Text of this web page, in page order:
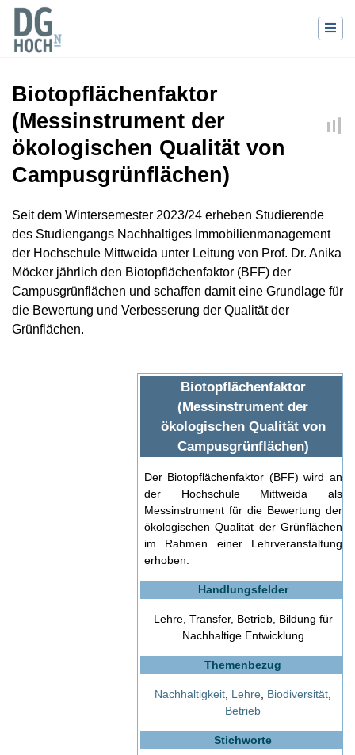
Biotopflächenfaktor
(Messinstrument der
ökologischen Qualität von
Campusgrünflächen)
Wechseln zu:Navigation, Suche
Seit dem Wintersemester 2023/24 erheben Studierende
des Studiengangs Nachhaltiges Immobilienmanagement
der Hochschule Mittweida unter Leitung von Prof. Dr. Anika
Möcker jährlich den Biotopflächenfaktor (BFF) der
Campusgrünflächen und schaffen damit eine Grundlage für
die Bewertung und Verbesserung der Qualität der
Grünflächen.
Biotopflächenfaktor
(Messinstrument der
ökologischen Qualität von
Campusgrünflächen)
Der Biotopflächenfaktor (BFF) wird an
der Hochschule Mittweida als
Messinstrument für die Bewertung der
ökologischen Qualität der Grünflächen
im Rahmen einer Lehrveranstaltung
erhoben.
Handlungsfelder
Lehre, Transfer, Betrieb, Bildung für
Nachhaltige Entwicklung
Themenbezug
Nachhaltigkeit Lehre Biodiversität
Betrieb
Stichworte